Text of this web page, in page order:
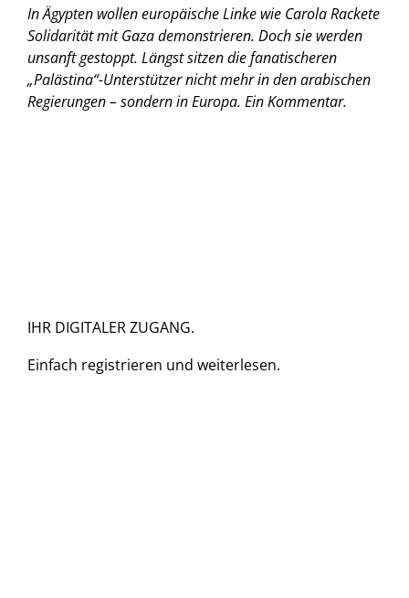
In Ägypten wollen europäische Linke wie Carola Rackete
Solidarität mit Gaza demonstrieren. Doch sie werden
unsanft gestoppt. Längst sitzen die fanatischeren
„Palästina“-Unterstützer nicht mehr in den arabischen
Regierungen – sondern in Europa. Ein Kommentar.
IHR DIGITALER ZUGANG.
Einfach registrieren und weiterlesen.